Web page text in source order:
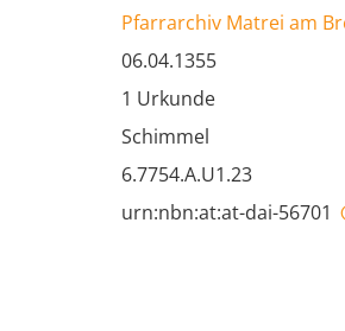
Pfarrarchiv Matrei am
06.04.1355
1 Urkunde
Schimmel
6.7754.A.U1.23
urn:nbn:at:at-dai-56701